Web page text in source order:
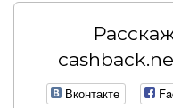
Вконтакте